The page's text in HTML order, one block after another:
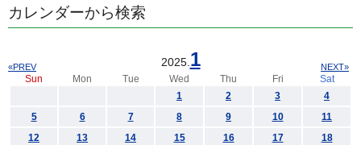
カレンダーから検索
2025. 1
«PREV NEXT»
Sun Mon Tue Wed Thu Fri
Sat
1
2 3
4
5
6 7 8 9 10
11
12
13 14 15 16 17
18